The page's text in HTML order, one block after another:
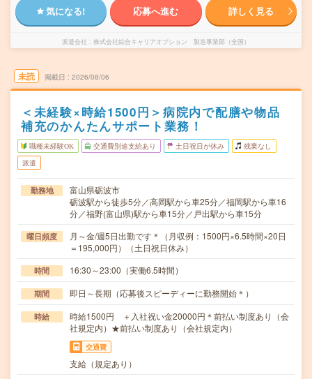
気になる! 応募へ進む 詳しく見る
派遣会社 株式会社綜合キャリアオプション 製造事業部（全国）
未読 掲載日 2026/08/06
＜未経験×時給1500円＞病院内で配膳や物品
補充のかんたんサポート業務！
職種未経験OK 交通費別途支給あり 土日祝日が休み 残業なし
派遣
勤務地
富山県砺波市
砺波駅から徒歩5分／高岡駅から車25分／福岡駅から車16
分／福野(富山県)駅から車15分／戸出駅から車15分
曜日頻度
月～金/週5日出勤です＊（月収例：1500円×6.5時間×20日
＝195,000円）（土日祝日休み）
時間 16:30～23:00（実働6.5時間）
期間 即日～長期（応募後スピーディーに勤務開始＊）
時給
時給1500円 ＋入社祝い金20000円＊前払い制度あり（会
社規定内）★前払い制度あり（会社規定内）
交通費
支給（規定あり）